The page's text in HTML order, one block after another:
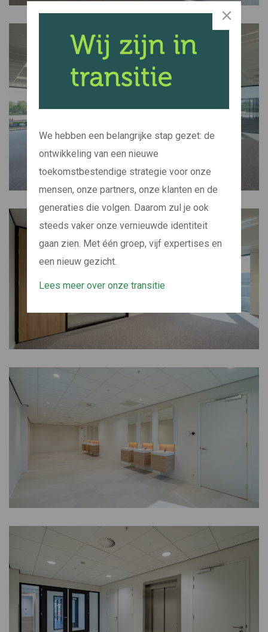
We hebben een belangrijke stap gezet: de
ontwikkeling van een nieuwe
toekomstbestendige strategie voor onze
mensen, onze partners, onze klanten en de
generaties die volgen. Daarom zul je ook
steeds vaker onze vernieuwde identiteit
gaan zien. Met één groep, vijf expertises en
een nieuw gezicht.
Lees meer over onze transitie